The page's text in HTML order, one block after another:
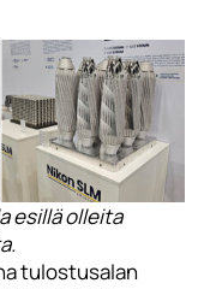
esillä olleita
tulostusalan